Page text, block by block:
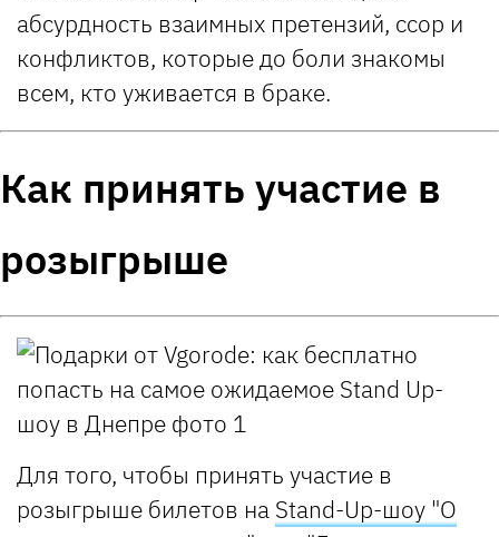
абсурдность взаимных претензий, ссор и
конфликтов, которые до боли знакомы
всем, кто уживается в браке.
Как принять участие в
розыгрыше
Для того, чтобы принять участие в
розыгрыше билетов на Stand-Up-шоу "О